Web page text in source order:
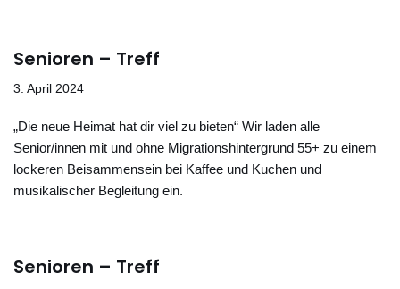
Senioren – Treff
3. April 2024
„Die neue Heimat hat dir viel zu bieten“ Wir laden alle
Senior/innen mit und ohne Migrationshintergrund 55+ zu einem
lockeren Beisammensein bei Kaffee und Kuchen und
musikalischer Begleitung ein.
Senioren – Treff